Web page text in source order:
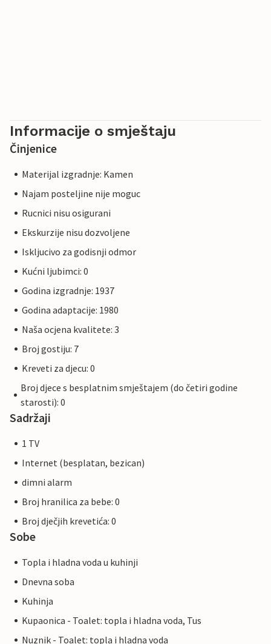
Informacije o smještaju
Činjenice
Materijal izgradnje: Kamen
Najam posteljine nije moguc
Rucnici nisu osigurani
Ekskurzije nisu dozvoljene
Iskljucivo za godisnji odmor
Kućni ljubimci: 0
Godina izgradnje: 1937
Godina adaptacije: 1980
Naša ocjena kvalitete: 3
Broj gostiju: 7
Kreveti za djecu: 0
Broj djece s besplatnim smještajem (do četiri godine
starosti): 0
Sadržaji
1 TV
Internet (besplatan, bezican)
dimni alarm
Broj hranilica za bebe: 0
Broj dječjih krevetića: 0
Sobe
Topla i hladna voda u kuhinji
Dnevna soba
Kuhinja
Kupaonica - Toalet: topla i hladna voda, Tus
Nuznik - Toalet: topla i hladna voda